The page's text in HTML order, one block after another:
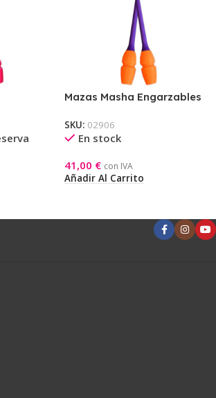
(Rosa-
Mazas Masha Engarzables
(Violeta-Naranja)
SKU: 02906
En stock
41,00 € con IVA
Añadir Al Carrito